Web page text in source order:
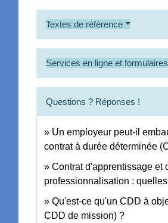
Textes de référence
Services en ligne et formulaires
Questions ? Réponses !
Un employeur peut-il
contrat à durée déterminée
Contrat d'apprentissage et
professionnalisation :
Qu'est-ce qu'un CDD à
CDD de mission) ?